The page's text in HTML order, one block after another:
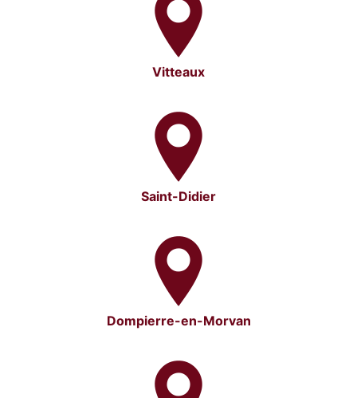
Vitteaux
Saint-Didier
Dompierre-en-Morvan